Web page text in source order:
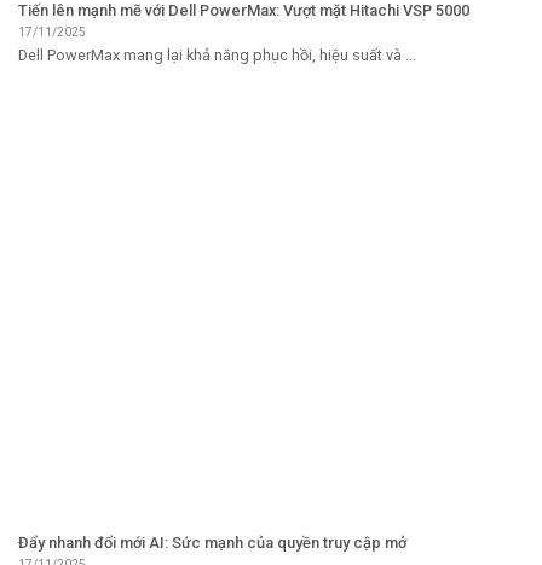
Tiến lên mạnh mẽ với Dell PowerMax: Vượt mặt Hitachi VSP 5000
17/11/2025
Dell PowerMax mang lại khả năng phục hồi, hiệu suất và ...
Đẩy nhanh đổi mới AI: Sức mạnh của quyền truy cập mở